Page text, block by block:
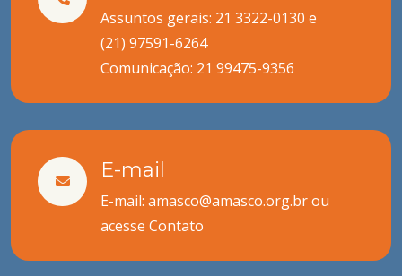
Assuntos gerais: 21 3322-0130 e
(21) 97591-6264
Comunicação: 21 99475-9356
E-mail
E-mail: amasco@amasco.org.br ou
acesse Contato